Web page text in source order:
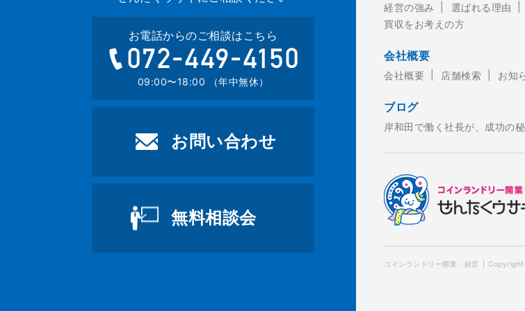
お電話からのご相談はこちら
09:00〜18:00 （年中無休）
お問い合わせ
無料相談会
経営の強み 選ばれる理由
買収をお考えの方
会社概要
会社概要 店舗検索 お知
ブログ
岸和田で働く社長が、成功の
コインランドリー開業・経営